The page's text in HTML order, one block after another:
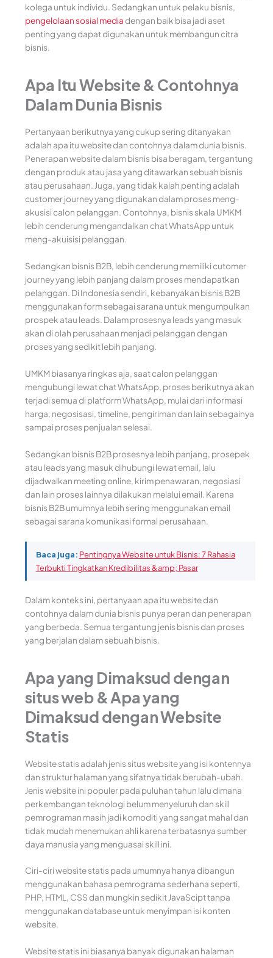
kolega untuk individu. Sedangkan untuk pelaku bisnis,
pengelolaan sosial mediadengan baik bisa jadi aset
penting yang dapat digunakan untuk membangun citra
bisnis.
Apa Itu Website & Contohnya
Dalam Dunia Bisnis
Pertanyaan berikutnya yang cukup sering ditanyakan
adalah apa itu website dan contohnya dalam dunia bisnis.
Penerapan website dalam bisnis bisa beragam, tergantung
dengan produk atau jasa yang ditawarkan sebuah bisnis
atau perusahaan. Juga, yang tidak kalah penting adalah
customer journey yang digunakan dalam proses meng-
akusisi calon pelanggan. Contohnya, bisnis skala UMKM
lebih cenderung mengandalkan chat WhatsApp untuk
meng-akuisisi pelanggan.
Sedangkan bisnis B2B, lebih cenderung memiliki cutomer
journey yang lebih panjang dalam proses mendapatkan
pelanggan. Di Indonesia sendiri, kebanyakan bisnis B2B
menggunakan form sebagai sarana untuk mengumpulkan
prospek atau leads. Dalam prosesnya leads yang masuk
akan di olah perusahaan menjadi pelanggan dengan
proses yang sedikit lebih panjang.
UMKM biasanya ringkas aja, saat calon pelanggan
mengubungi lewat chat WhatsApp, proses berikutnya akan
terjadi semua di platform WhatsApp, mulai dari informasi
harga, negosisasi, timeline, pengiriman dan lain sebagainya
sampai proses penjualan selesai.
Sedangkan bisnis B2B prosesnya lebih panjang, prosepek
atau leads yang masuk dihubungi lewat email, lalu
dijadwalkan meeting online, kirim penawaran, negosiasi
dan lain proses lainnya dilakukan melalui email. Karena
bisnis B2B umumnya lebih sering menggunakan email
sebagai sarana komunikasi formal perusahaan.
Baca juga: Pentingnya Website untuk Bisnis: 7 Rahasia
Terbukti Tingkatkan Kredibilitas &amp; Pasar
Dalam konteks ini, pertanyaan apa itu website dan
contohnya dalam dunia bisnis punya peran dan penerapan
yang berbeda. Semua tergantung jenis bisnis dan proses
yang berjalan dalam sebuah bisnis.
Apa yang Dimaksud dengan
situs web & Apa yang
Dimaksud dengan Website
Statis
Website statis adalah jenis situs website yang isi kontennya
dan struktur halaman yang sifatnya tidak berubah-ubah.
Jenis website ini populer pada puluhan tahun lalu dimana
perkembangan teknologi belum menyeluruh dan skill
pemrograman masih jadi komoditi yang sangat mahal dan
tidak mudah menemukan ahli karena terbatasnya sumber
daya manusia yang menguasai skill ini.
Ciri-ciri website statis pada umumnya hanya dibangun
menggunakan bahasa pemrograma sederhana seperti,
PHP, HTML, CSS dan mungkin sedikit JavaScipt tanpa
menggunakan database untuk menyimpan isi konten
website.
Website statis ini biasanya banyak digunakan halaman